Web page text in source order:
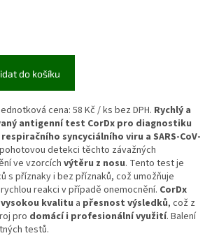
do košíku
cena: 58 Kč / ks bez DPH. Rychlý a
antigenní test CorDx pro diagnostiku
syncyciálního viru a SARS-CoV-
detekci těchto závažných
ve vzorcích výtěru z nosu. Tento test je
s příznaky i bez příznaků, což umožňuje
reakci v případě onemocnění. CorDx
vysokou kvalitu a přesnost výsledků, což z
pro domácí i profesionální využití. Balení
testů.